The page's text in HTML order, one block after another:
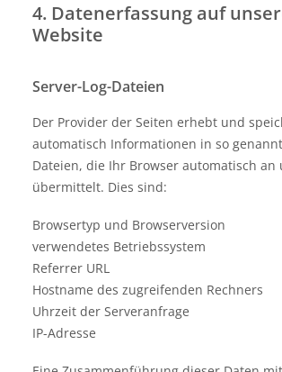
4. Datenerfassung auf
Website
Server-Log-Dateien
Der Provider der Seiten erhebt und
automatisch Informationen in so
Dateien, die Ihr Browser automatisch an
übermittelt. Dies sind:
Browsertyp und Browserversion
verwendetes Betriebssystem
Referrer URL
Hostname des zugreifenden Rechners
Uhrzeit der Serveranfrage
IP-Adresse